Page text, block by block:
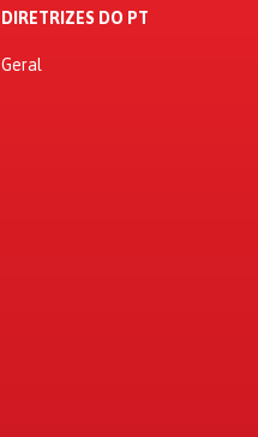
DIRETRIZES DO PT
Geral